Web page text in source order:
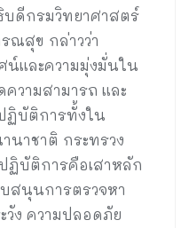
ดีกรมวิทยาศาสตร์
ณสุข กล่าวว่า
น์และความมุ่งมั่นใน
วามสามารถ และ
ฏิบัติการทั้งใน
นาชาติ กระทรวง
ฏิบัติการคือเสาหลัก
สนุนการตรวจหา
วัง ความปลอดภัย